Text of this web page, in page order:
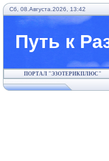
Сб, 08.Августа.2026, 13:42
Путь к
ПОРТАЛ "ЭЗОТЕРИКПЛЮС"